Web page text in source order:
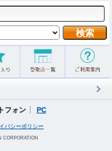
フォン PC
バシーポリシー
CORPORATION